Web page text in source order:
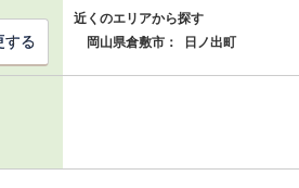
近くのエリアから探す
岡山県倉敷市：
日ノ出町
する